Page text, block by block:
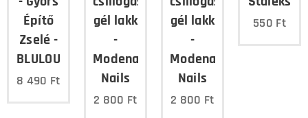
Építő
Zselé -
BLULOU
8 490 Ft
gél lakk
-
Modena
Nails
2 800 Ft
gél lakk
-
Modena
Nails
2 800 Ft
550 Ft